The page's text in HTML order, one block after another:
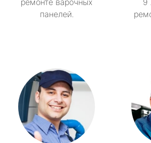
ремонте варочных
панелей.
9